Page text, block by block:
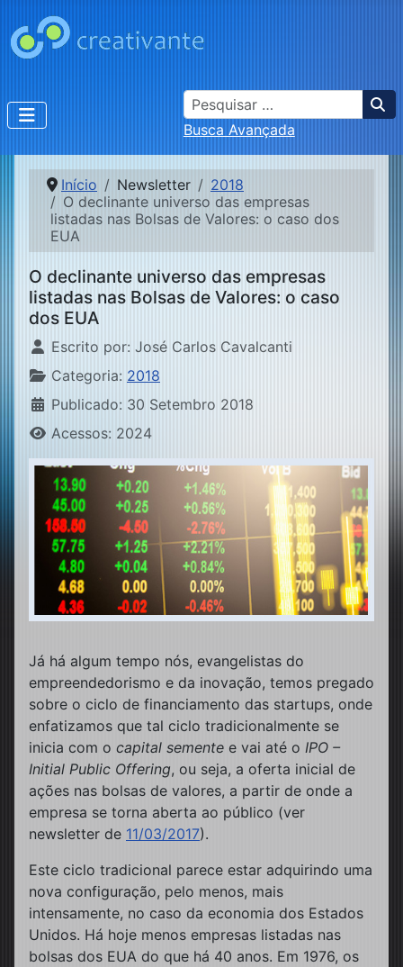
Busca
Busca Avançada
Início Newsletter
2018
O declinante universo das empresas
listadas nas Bolsas de Valores: o caso dos
EUA
O declinante universo das empresas
listadas nas Bolsas de Valores: o caso
dos EUA
Detalhes
Escrito por: José Carlos Cavalcanti
Categoria: 2018
Publicado: 30 Setembro 2018
Acessos: 2024
Já há algum tempo nós, evangelistas do
empreendedorismo e da inovação, temos pregado
sobre o ciclo de financiamento das startups, onde
enfatizamos que tal ciclo tradicionalmente se
inicia com o capital semente e vai até o IPO –
Initial Public Offering, ou seja, a oferta inicial de
ações nas bolsas de valores, a partir de onde a
empresa se torna aberta ao público (ver
newsletter de 11/03/2017).
Este ciclo tradicional parece estar adquirindo uma
nova configuração, pelo menos, mais
intensamente, no caso da economia dos Estados
Unidos. Há hoje menos empresas listadas nas
bolsas dos EUA do que há 40 anos. Em 1976, os